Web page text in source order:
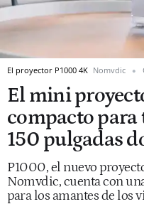
El proyector P1000 4K Nomvdic
El mini
compacto para
150 pulgadas
P1000, el nuevo
Nomvdic, cuenta con
para los amantes de los